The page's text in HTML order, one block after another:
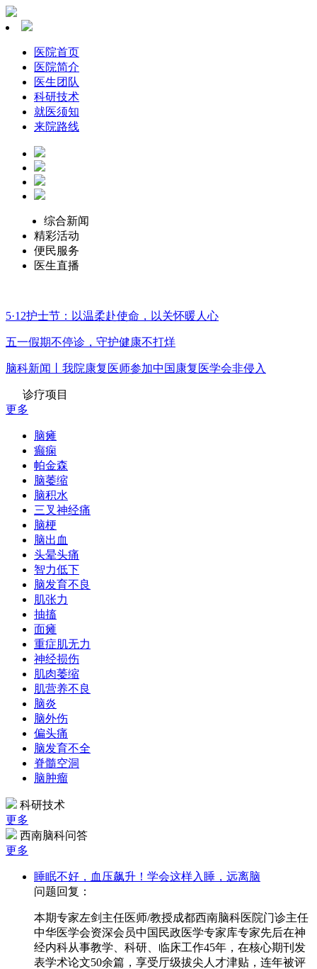
医院首页
医院简介
医生团队
科研技术
就医须知
来院路线
综合新闻
精彩活动
便民服务
医生直播
5·12护士节：以温柔赴使命，以关怀暖人心
五一假期不停诊，守护健康不打烊
脑科新闻丨我院康复医师参加中国康复医学会非侵入
诊疗项目
更多
脑瘫
癫痫
帕金森
脑萎缩
脑积水
三叉神经痛
脑梗
脑出血
头晕头痛
智力低下
脑发育不良
肌张力
抽搐
面瘫
重症肌无力
神经损伤
肌肉萎缩
肌营养不良
脑炎
脑外伤
偏头痛
脑发育不全
脊髓空洞
脑肿瘤
科研技术
更多
西南脑科问答
更多
睡眠不好，血压飙升！学会这样入睡，远离脑
问题回复：
本期专家左剑主任医师/教授成都西南脑科医院门诊主任
中华医学会资深会员中国民政医学专家库专家先后在神
经内科从事教学、科研、临床工作45年，在核心期刊发
表学术论文50余篇，享受厅级拔尖人才津贴，连年被评